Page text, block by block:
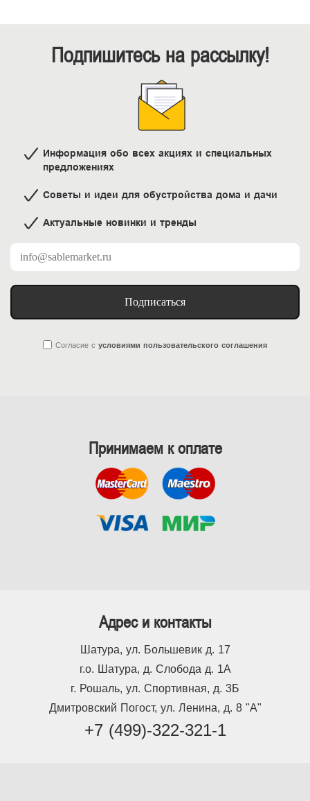
Подпишитесь на рассылку!
Информация обо всех акциях и специальных
предложениях
Советы и идеи для обустройства дома и дачи
Актуальные новинки и тренды
Подписаться
Согласие с условиями пользовательского соглашения
Принимаем к оплате
Адрес и контакты
Шатура, ул. Большевик д. 17
г.о. Шатура, д. Слобода д. 1А
г. Рошаль, ул. Спортивная, д. 3Б
Дмитровский Погост, ул. Ленина, д. 8 "А"
+7 (499)-322-321-1